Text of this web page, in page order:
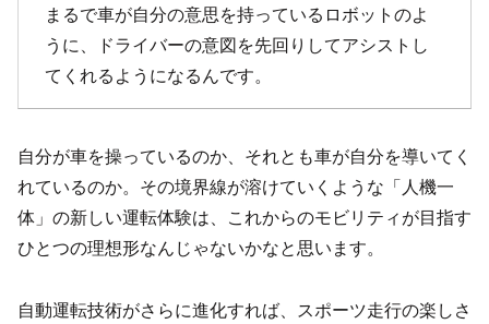
まるで車が自分の意思を持っているロボットのよ
うに、ドライバーの意図を先回りしてアシストし
てくれるようになるんです。
自分が車を操っているのか、それとも車が自分を導いてく
れているのか。その境界線が溶けていくような「人機一
体」の新しい運転体験は、これからのモビリティが目指す
ひとつの理想形なんじゃないかなと思います。
自動運転技術がさらに進化すれば、スポーツ走行の楽しさ